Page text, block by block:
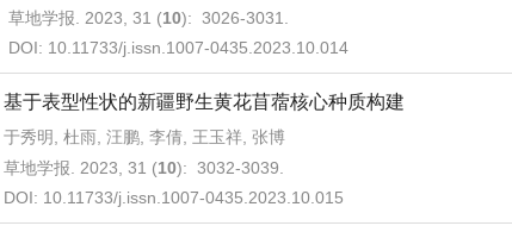
草地学报. 2023, 31 (10): 3026-3031.
DOI: 10.11733/j.issn.1007-0435.2023.10.014
基于表型性状的新疆野生黄花苜蓿核心种质构建
于秀明, 杜雨, 汪鹏, 李倩, 王玉祥, 张博
草地学报. 2023, 31 (10): 3032-3039.
DOI: 10.11733/j.issn.1007-0435.2023.10.015